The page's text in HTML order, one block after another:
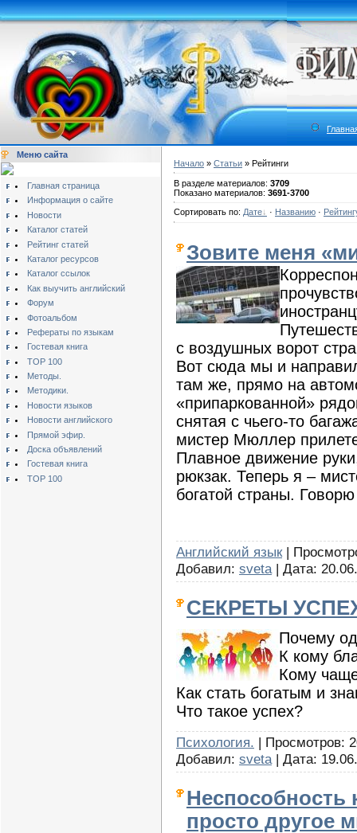
Меню сайта
Главная страница
Информация о сайте
Новости
Каталог статей
Рейтинг статей
Каталог ресурсов
Каталог ссылок
Как выучить английский
Форум
Фотоальбом
Рефераты по языкам
Гостевая книга
TOP 100
Методы.
Методики.
Новости языков
Новости английского
Прямой эфир.
Доска объявлений
Гостевая книга
TOP 100
Начало » Статьи » Рейтинги
В разделе материалов: 3709
Показано материалов: 3691-3700
Сортировать по: Дате · Названию ·
Зовите меня
с воздушных ворот
Вот сюда мы и
там же, прямо на
«припаркованной»
снятая с чьего-то
мистер Мюллер
Плавное движение
рюкзак. Теперь я –
богатой страны.
Английский язык|
Добавил: sveta | Дата:
СЕКРЕТЫ
Почему
К кому
Кому
Как стать богатым и
Что такое успех?
Психология. | Просмотров:
Добавил: sveta | Дата:
Неспособность
просто другое